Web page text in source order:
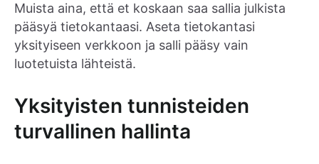
Muista aina, että et koskaan saa sallia julkista
pääsyä tietokantaasi. Aseta tietokantasi
yksityiseen verkkoon ja salli pääsy vain
luotetuista lähteistä.
Yksityisten tunnisteiden
turvallinen hallinta